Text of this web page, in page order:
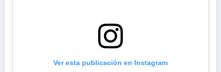
Ver esta publicación en Instagram